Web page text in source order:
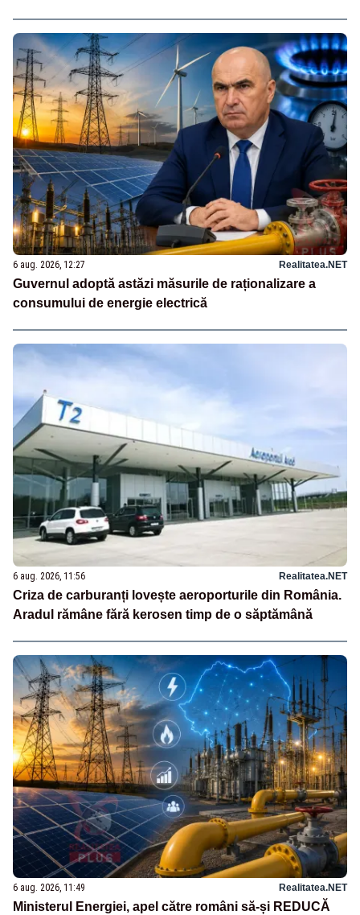
6 aug. 2026, 12:27 Realitatea.NET
Guvernul adoptă astăzi măsurile de raționalizare a
consumului de energie electrică
6 aug. 2026, 11:56 Realitatea.NET
Criza de carburanți lovește aeroporturile din România.
Aradul rămâne fără kerosen timp de o săptămână
6 aug. 2026, 11:49 Realitatea.NET
Ministerul Energiei, apel către români să-și REDUCĂ